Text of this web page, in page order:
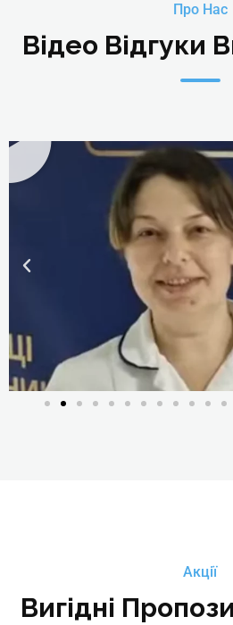
Жиленкова
керівник Школи
медицини, головний лікар
«Партнер Плюс»,
Про Нас
Відео Відгуки
Акції
Вигідні